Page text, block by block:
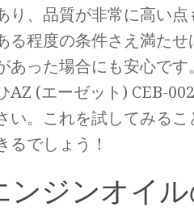
り、品質が非常に高い
る程度の条件さえ満た
あった場合にも安心で
AZ (エーゼット) CEB-
い。これを試してみる
るでしょう！
ンジンオイ